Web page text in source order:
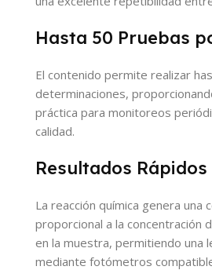
Hasta 50 Pruebas
El contenido permite realizar
determinaciones,
práctica para monitoreos
calidad.
Resultados
La reacción química genera una
proporcional a la concentración
en la muestra, permitiendo una
mediante fotómetros